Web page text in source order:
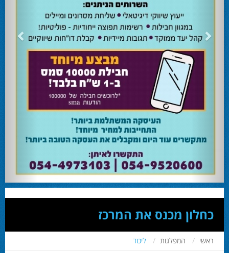
השרה מירי רגב קוראת לבוא ולהצביע ולהשפיע 24.02.24
השרה מירי רגב קוראת לבוא ולהצביע ולהשפיע בבחירות המוניציפליות שיתקיימו ביום
אוהד שגב הפסיד בעכו
עמיחי בן שלוש מקורבו של השר ניר ברקת ניצח את הבחירות בעכו ויכהן כראש העיר.
מחל זכתה במנדט אחד בבאר שבע
עו''ד אמנון כהן שעומד בראש רשימת מחל למועצת העיר זכה במנדט אחד ואילו שמעון
בוקר שהתמודד אף הוא למועצה לא הצליח להיבחר.
המשבר בליכוד העולמי 23.10.24
האם ההסכם של מיקי זוהר מחזק את הימין או השמאל? האם ההסכם חוקי או לא?שמירה
או הדחה? ומה יחליט בעתיד המרכז? עוד שנה בחירות בליכוד העולמי . הכל במגזין
המלא - עמ' 4.
כחלון מכנס את המרכז
ראשי המפלגות ליכוד